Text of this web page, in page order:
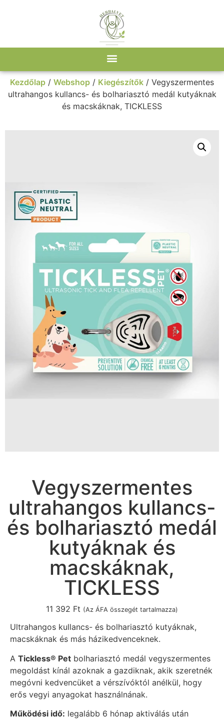
Kezdőlap / Webshop / Kiegészítők / Vegyszermentes
ultrahangos kullancs- és bolhariasztó medál kutyáknak
és macskáknak, TICKLESS
Vegyszermentes
ultrahangos kullancs-
és bolhariasztó medál
kutyáknak és
macskáknak,
TICKLESS
11 392 Ft (Az ÁFA összegét tartalmazza)
Ultrahangos kullancs- és bolhariasztó kutyáknak,
macskáknak és más házikedvenceknek.
A Tickless® Pet bolhariasztó medál vegyszermentes
megoldást kínál azoknak a gazdiknak, akik szeretnék
megóvni kedvencüket a vérszívóktól anélkül, hogy
erős vegyi anyagokat használnának.
Működési idő: legalább 6 hónap aktiválás után